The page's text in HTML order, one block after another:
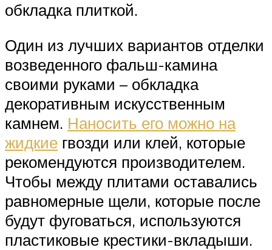
обкладка плиткой.
Один из лучших вариантов отделки
возведенного фальш-камина
своими руками – обкладка
декоративным искусственным
камнем. Наносить его можно на
жидкие гвозди или клей, которые
рекомендуются производителем.
Чтобы между плитами оставались
равномерные щели, которые после
будут фуговаться, используются
пластиковые крестики-вкладыши.